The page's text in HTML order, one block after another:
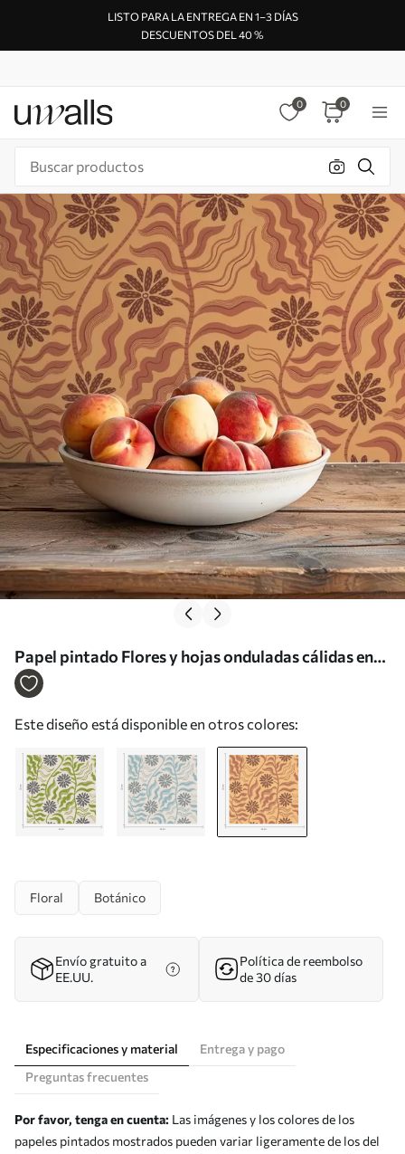
LISTO PARA LA ENTREGA EN 1–3 DÍAS
DESCUENTOS DEL 40 %
0 0
Papel pintado Flores y hojas onduladas cálidas en
tonos mostaza y terracota a00998v2
Este diseño está disponible en otros colores:
Floral Botánico
Envío gratuito a
EE.UU.
Política de reembolso
de 30 días
Especificaciones y material
Entrega y pago
Preguntas frecuentes
Por favor, tenga en cuenta: Las imágenes y los colores de los
papeles pintados mostrados pueden variar ligeramente de los del